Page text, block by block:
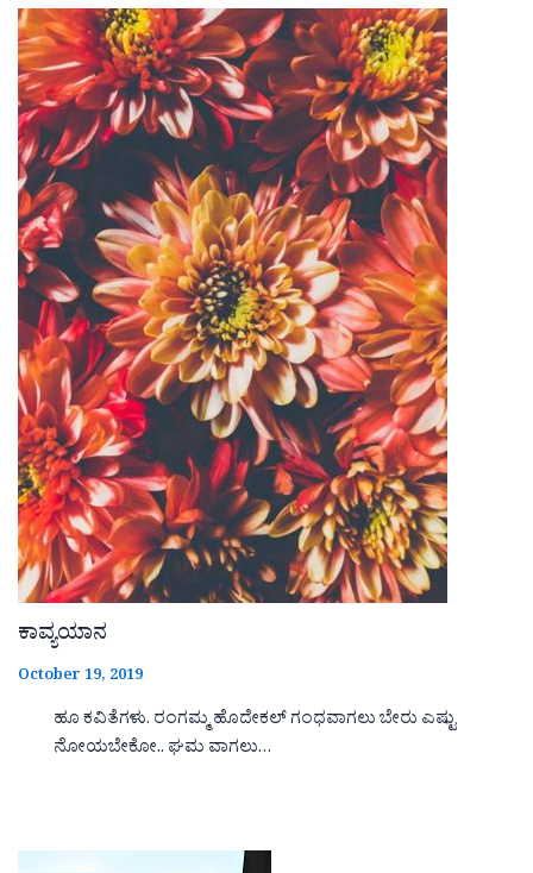
ಕಾವ್ಯಯಾನ
October 19, 2019
ಹೂ ಕವಿತೆಗಳು. ರಂಗಮ್ಮ ಹೊದೇಕಲ್ ಗಂಧವಾಗಲು ಬೇರು ಎಷ್ಟು
ನೋಯಬೇಕೋ.. ಘಮ ವಾಗಲು…